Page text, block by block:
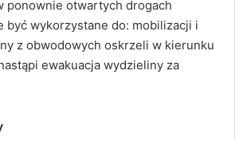
ponownie otwartych drogach
być wykorzystane do: mobilizacji i
z obwodowych oskrzeli w kierunku
ewakuacja wydzieliny za